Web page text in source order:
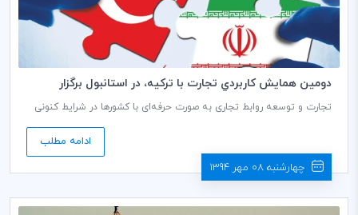
دومين همايش كاربردي تجارت با تركيه، در استانبول برگزار
تجارت و توسعه روابط تجاری به صورت حرفه‌ای با کشورها در شرایط کنونی
حائز اهمیت است، بدین منظور مرکز آموزش بازرگانی وابسته به موسسه
همایش‌های کاربردی تجارت با کشورهای دارای تراز تجاری بالا با ایران را در
دستور کار دارد. این همایش‌ها که با حضور گسترده تجار، بازرگانان،
می‌شود ضمن بررسی چگونگی حضور موثر و افزایش سهم کالاها و خدمات
ادامه مطلب
چهارشنبه 08 مهر 1394